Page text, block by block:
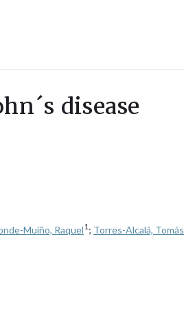
disease
Muíño, Raquel1 ; Torres-Alcalá, Tomás